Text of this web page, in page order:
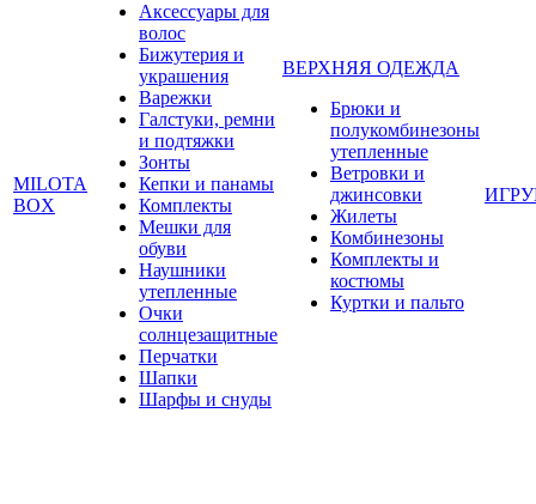
MILOTA
BOX
Аксессуары для
волос
Бижутерия и
украшения
Варежки
Галстуки, ремни
и подтяжки
Зонты
Кепки и панамы
Комплекты
Мешки для
обуви
Наушники
утепленные
Очки
солнцезащитные
Перчатки
Шапки
Шарфы и снуды
ВЕРХНЯЯ ОДЕЖДА
Брюки и
полукомбинезоны
утепленные
Ветровки и
джинсовки
Жилеты
Комбинезоны
Комплекты и
костюмы
Куртки и пальто